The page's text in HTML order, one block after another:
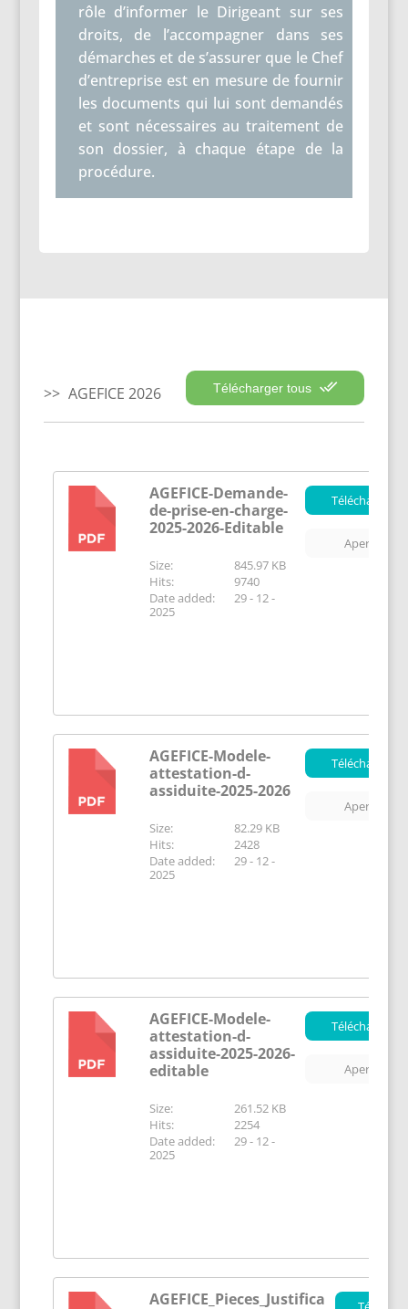
rôle d’informer le Dirigeant sur ses
droits, de l’accompagner dans ses
démarches et de s’assurer que le Chef
d’entreprise est en mesure de fournir
les documents qui lui sont demandés
et sont nécessaires au traitement de
son dossier, à chaque étape de la
procédure.
Télécharger tous
AGEFICE 2026
AGEFICE-Demande-
de-prise-en-charge-
2025-2026-Editable
Size:
845.97 KB
Hits:
9740
Date added:
29 - 12 -
2025
Télécharger
Aperçu
AGEFICE-Modele-
attestation-d-
assiduite-2025-2026
Size:
82.29 KB
Hits:
2428
Date added:
29 - 12 -
2025
Télécharger
Aperçu
AGEFICE-Modele-
attestation-d-
assiduite-2025-2026-
editable
Size:
261.52 KB
Hits:
2254
Date added:
29 - 12 -
2025
Télécharger
Aperçu
AGEFICE_Pieces_Justifica